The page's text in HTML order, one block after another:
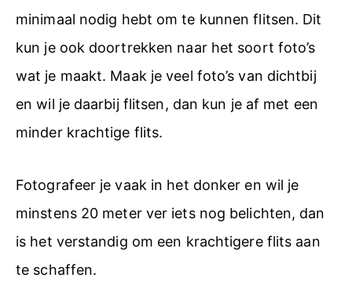
minimaal nodig hebt om te kunnen flitsen. Dit
kun je ook doortrekken naar het soort foto’s
wat je maakt. Maak je veel foto’s van dichtbij
en wil je daarbij flitsen, dan kun je af met een
minder krachtige flits.
Fotografeer je vaak in het donker en wil je
minstens 20 meter ver iets nog belichten, dan
is het verstandig om een krachtigere flits aan
te schaffen.